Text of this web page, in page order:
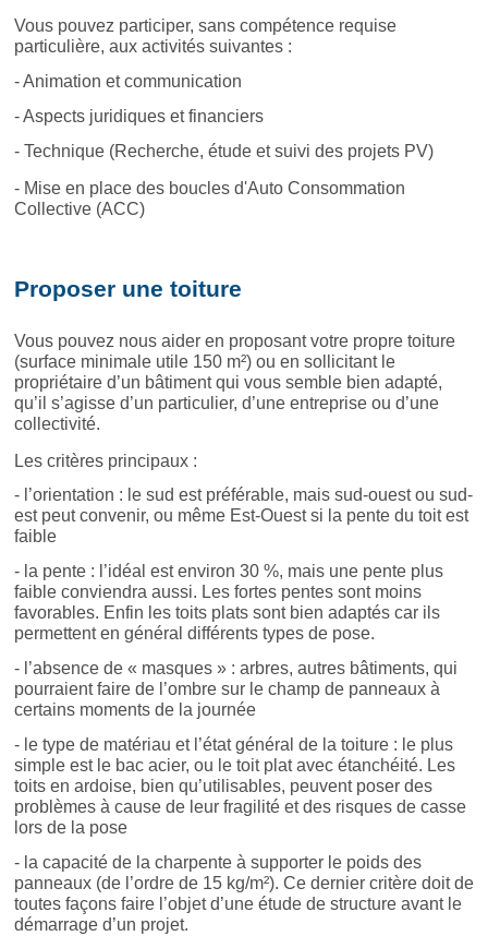
Vous pouvez participer, sans compétence requise
particulière, aux activités suivantes :
- Animation et communication
- Aspects juridiques et financiers
- Technique (Recherche, étude et suivi des projets PV)
- Mise en place des boucles d'Auto Consommation
Collective (ACC)
Proposer une toiture
Vous pouvez nous aider en proposant votre propre toiture
(surface minimale utile 150 m²)ou en sollicitant le
propriétaire d’un bâtiment qui vous semble bien adapté,
qu’il s’agisse d’un particulier, d’une entreprise ou d’une
collectivité.
Les critères principaux :
- l’orientation : le sud est préférable, mais sud-ouest ou sud-
est peut convenir, ou même Est-Ouest si la pente du toit est
faible
- la pente : l’idéal est environ 30 %, mais une pente plus
faible conviendra aussi. Les fortes pentes sont moins
favorables. Enfin les toits plats sont bien adaptés car ils
permettent en général différents types de pose.
- l’absence de « masques » : arbres, autres bâtiments, qui
pourraient faire de l’ombre sur le champ de panneaux à
certains moments de la journée
- le type de matériau et l’état général de la toiture : le plus
simple est le bac acier, ou le toit plat avec étanchéité. Les
toits en ardoise, bien qu’utilisables, peuvent poser des
problèmes à cause de leur fragilité et des risques de casse
lors de la pose
- la capacité de la charpente à supporter le poids des
panneaux (de l’ordre de 15 kg/m²). Ce dernier critère doit de
toutes façons faire l’objet d’une étude de structure avant le
démarrage d’un projet.